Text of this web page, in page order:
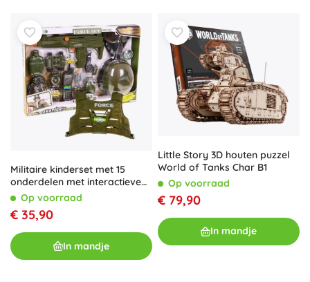
Militaire kinderset met 15
onderdelen met interactieve
effecten, helm, vest, geweer
en walkietalkie
Op voorraad
€ 35,90
In mandje
Little Story 3D houten puzzel
World of Tanks Char B1
Op voorraad
€ 79,90
In mandje